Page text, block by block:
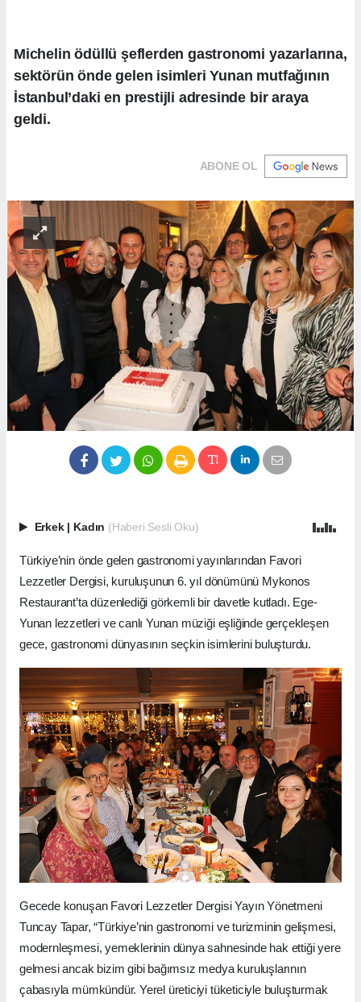
Michelin ödüllü şeflerden gastronomi yazarlarına,
sektörün önde gelen isimleri Yunan mutfağının
İstanbul’daki en prestijli adresinde bir araya
geldi.
ABONE OL
Erkek Kadın (Haberi Sesli Oku)
Türkiye’nin önde gelen gastronomi yayınlarından Favori
Lezzetler Dergisi, kuruluşunun 6. yıl dönümünü Mykonos
Restaurant’ta düzenlediği görkemli bir davetle kutladı. Ege-
Yunan lezzetleri ve canlı Yunan müziği eşliğinde gerçekleşen
gece, gastronomi dünyasının seçkin isimlerini buluşturdu.
Gecede konuşan Favori Lezzetler Dergisi Yayın Yönetmeni
Tuncay Tapar, “Türkiye’nin gastronomi ve turizminin gelişmesi,
modernleşmesi, yemeklerinin dünya sahnesinde hak ettiği yere
gelmesi ancak bizim gibi bağımsız medya kuruluşlarının
çabasıyla mümkündür. Yerel üreticiyi tüketiciyle buluşturmak